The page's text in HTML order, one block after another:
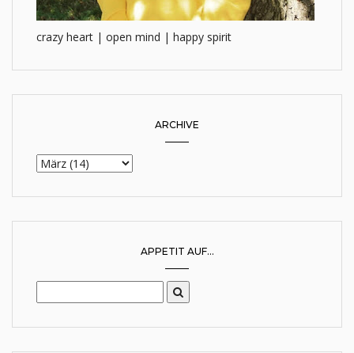
crazy heart | open mind | happy spirit
ARCHIVE
APPETIT AUF...